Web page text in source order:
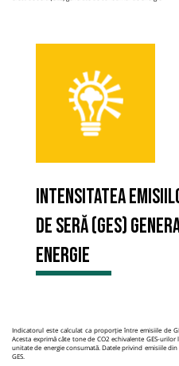
Intensitatea
de seră (GES)
energie
Indicatorul este calculat ca proporție între emisiile de
Acesta exprimă câte tone de CO2 echivalente GES-
unitate de energie consumată. Datele privind emisiile
GES.